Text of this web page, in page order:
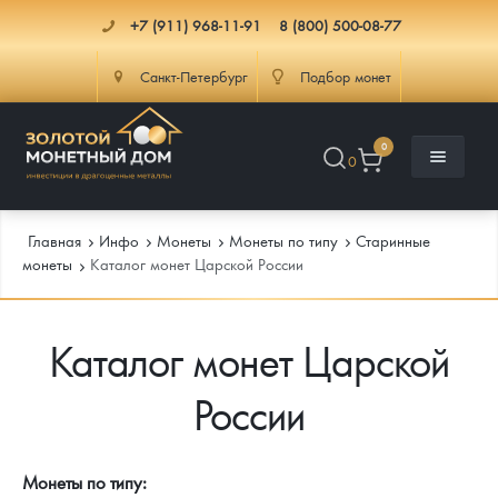
+7 (911) 968-11-91 8 (800) 500-08-77
Санкт-Петербург Подбор монет
0
0
Каталог Монет
Инфо
Главная Инфо Монеты Монеты по типу
Старинные
монеты
Каталог монет Царской России
Каталог монет Царской
России
Монеты по типу: